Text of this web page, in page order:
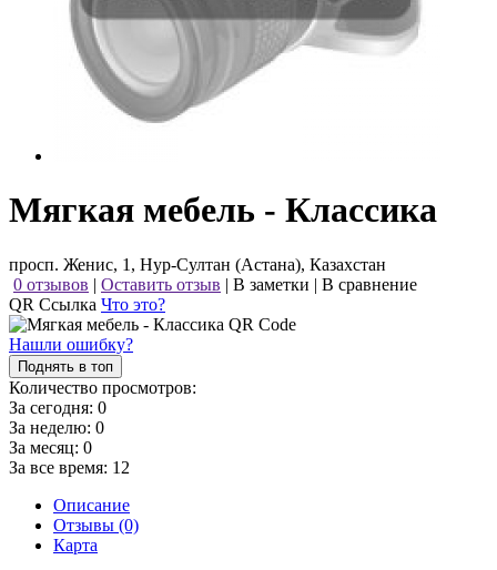
Мягкая мебель - Классика
просп. Женис, 1, Нур-Султан (Астана), Казахстан
0 отзывов | Оставить отзыв | В заметки | В сравнение
QR Ссылка Что это?
Нашли ошибку?
Поднять в топ
Количество просмотров:
За сегодня: 0
За неделю: 0
За месяц: 0
За все время: 12
Описание
Отзывы (0)
Карта